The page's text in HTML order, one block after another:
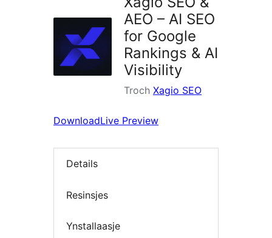
AEO – AI SEO
for Google
Rankings & AI
Visibility
Troch Xagio SEO
DownloadLive Preview
Details
Resinsjes
Ynstallaasje